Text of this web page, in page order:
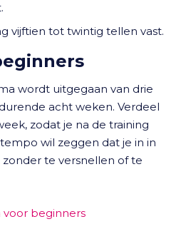
vijftien tot twintig tellen vast.
wordt uitgegaan van drie
acht weken. Verdeel
zodat je na de training
wil zeggen dat je in in
te versnellen of te